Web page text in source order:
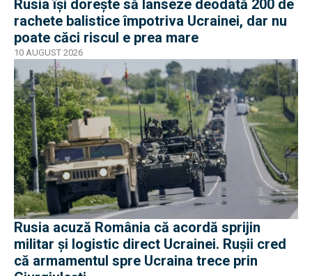
Rusia își dorește să lanseze deodată 200 de
rachete balistice împotriva Ucrainei, dar nu
poate căci riscul e prea mare
10 AUGUST 2026
Rusia acuză România că acordă sprijin
militar și logistic direct Ucrainei. Rușii cred
că armamentul spre Ucraina trece prin